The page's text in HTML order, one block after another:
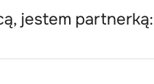
jestem